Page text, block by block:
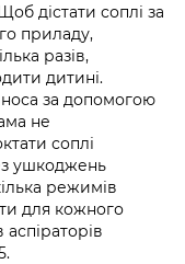
дістати соплі за
приладу,
разів,
дитині.
за допомогою
не
соплі
ушкоджень
режимів
для кожного